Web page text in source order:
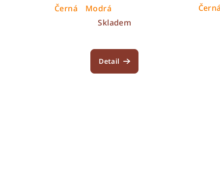
Černá
Modrá
Skladem
Detail
Černá